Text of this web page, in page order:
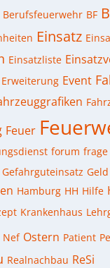
Berufsfeuerwehr BF
Einsatz
Einsatzliste
Erweiterung Event
Feuer
forum frage
Gefahrguteinsatz Geld
Hamburg HH Hilfe
Krankenhaus
Nef Ostern Patient
Realnachbau ReSi